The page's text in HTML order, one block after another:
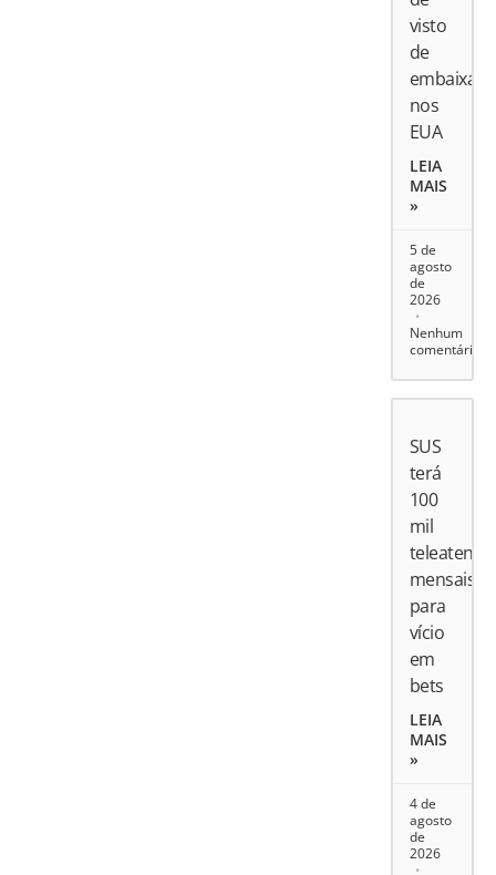
visto
de
nos
EUA
LEIA
MAIS
»
5 de
agosto
de
2026
Nenhum
comentário
SUS
terá
100
mil
mensais
para
vício
em
bets
LEIA
MAIS
»
4 de
agosto
de
2026